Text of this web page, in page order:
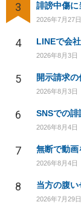
3
2026年7月27日
4 LINEで会
2026年8月3日
5
2026年8月3日
6 SNSでの
2026年8月4日
7
2026年8月4日
8
2026年7月29日